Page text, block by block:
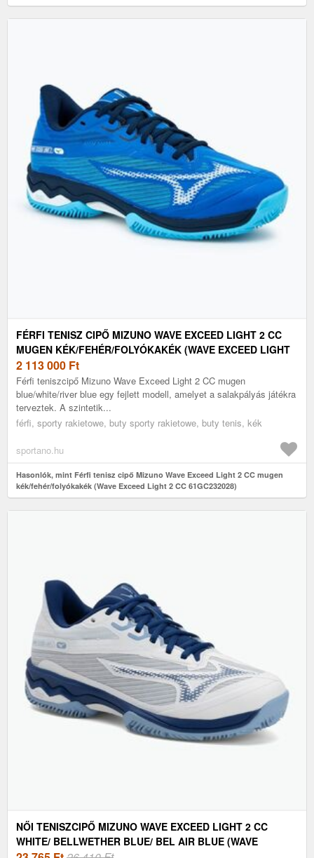
FÉRFI TENISZ CIPŐ MIZUNO WAVE EXCEED LIGHT 2 CC
MUGEN KÉK/FEHÉR/FOLYÓKAKÉK (WAVE EXCEED LIGHT
2 CC 61GC232028)
2 113 000 Ft
Férfi teniszcipő Mizuno Wave Exceed Light 2 CC mugen
blue/white/river blue egy fejlett modell, amelyet a salakpályás játékra
terveztek. A szintetik...
férfi, sporty rakietowe, buty sporty rakietowe, buty tenis, kék
sportano.hu
Hasonlók, mint Férfi tenisz cipő Mizuno Wave Exceed Light 2 CC mugen
kék/fehér/folyókakék (Wave Exceed Light 2 CC 61GC232028)
NŐI TENISZCIPŐ MIZUNO WAVE EXCEED LIGHT 2 CC
WHITE/ BELLWETHER BLUE/ BEL AIR BLUE (WAVE